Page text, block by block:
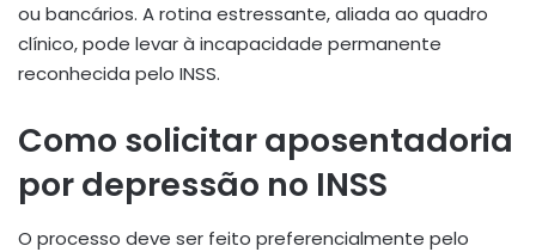
ou bancários. A rotina estressante, aliada ao quadro
clínico, pode levar à incapacidade permanente
reconhecida pelo INSS.
Como solicitar aposentadoria
por depressão no INSS
O processo deve ser feito preferencialmente pelo